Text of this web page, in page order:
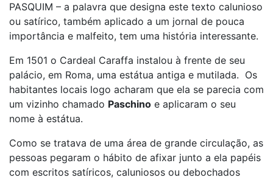
PASQUIM – a palavra que designa este texto calunioso
ou satírico, também aplicado a um jornal de pouca
importância e malfeito, tem uma história interessante.
Em 1501 o Cardeal Caraffa instalou à frente de seu
palácio, em Roma, uma estátua antiga e mutilada. Os
habitantes locais logo acharam que ela se parecia com
um vizinho chamado Paschino e aplicaram o seu
nome à estátua.
Como se tratava de uma área de grande circulação, as
pessoas pegaram o hábito de afixar junto a ela papéis
com escritos satíricos, caluniosos ou debochados